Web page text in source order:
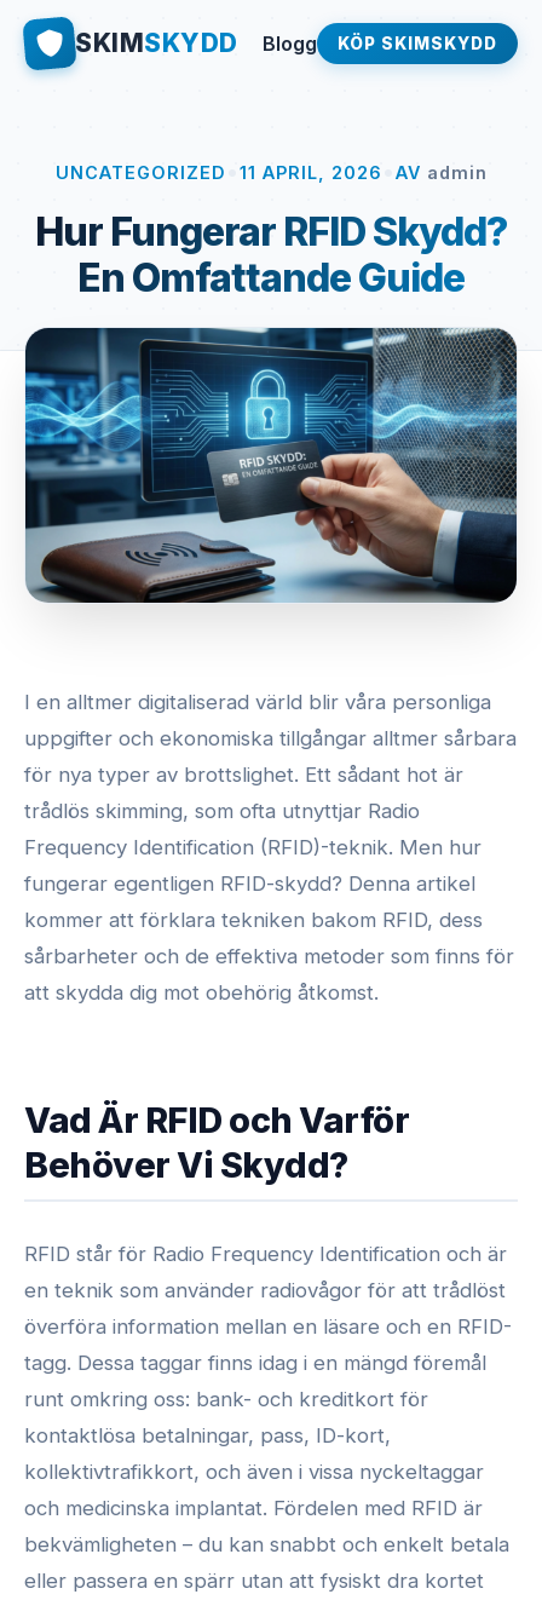
SKIMSKYDD Blogg KÖP SKIMSKYDD
UNCATEGORIZED 11 APRIL, 2026 AV admin
Hur Fungerar RFID Skydd?
En Omfattande Guide
I en alltmer digitaliserad värld blir våra personliga
uppgifter och ekonomiska tillgångar alltmer sårbara
för nya typer av brottslighet. Ett sådant hot är
trådlös skimming, som ofta utnyttjar Radio
Frequency Identification (RFID)-teknik. Men hur
fungerar egentligen RFID-skydd? Denna artikel
kommer att förklara tekniken bakom RFID, dess
sårbarheter och de effektiva metoder som finns för
att skydda dig mot obehörig åtkomst.
Vad Är RFID och Varför
Behöver Vi Skydd?
RFID står för Radio Frequency Identification och är
en teknik som använder radiovågor för att trådlöst
överföra information mellan en läsare och en RFID-
tagg. Dessa taggar finns idag i en mängd föremål
runt omkring oss: bank- och kreditkort för
kontaktlösa betalningar, pass, ID-kort,
kollektivtrafikkort, och även i vissa nyckeltaggar
och medicinska implantat. Fördelen med RFID är
bekvämligheten – du kan snabbt och enkelt betala
eller passera en spärr utan att fysiskt dra kortet